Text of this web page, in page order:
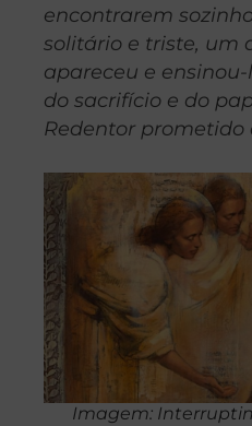
encontrarem
solitário e triste, um
apareceu e
do sacrifício e do
Redentor prometido
Imagem: